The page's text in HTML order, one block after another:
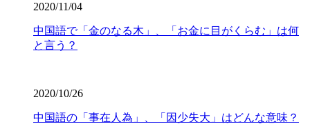
2020/11/04
中国語で「金のなる木」、「お金に目がくらむ」は何
と言う？
2020/10/26
中国語の「事在人為」、「因少失大」はどんな意味？